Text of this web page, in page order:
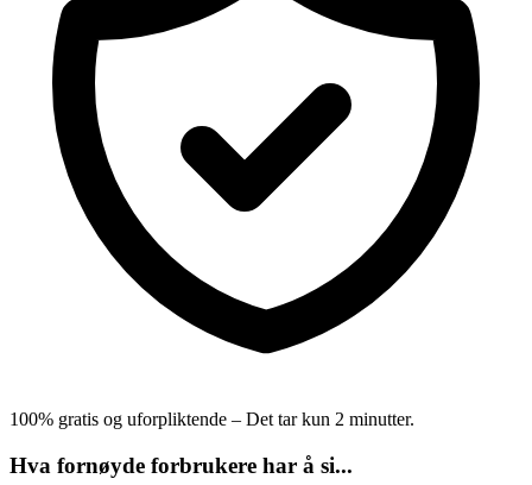
100% gratis og uforpliktende – Det tar kun 2 minutter.
Hva fornøyde forbrukere har å si...